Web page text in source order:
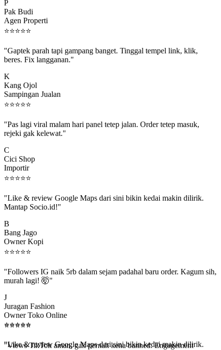
Pak Budi
Agen Properti
⭐⭐⭐⭐ ⭐
beres. Fix langganan."
Kang Ojol
Sampingan Jualan
⭐⭐⭐⭐⭐
rejeki gak kelewat."
Cici Shop
Importir
⭐⭐⭐⭐⭐
Mantap Socio.id!"
Bang Jago
Owner Kopi
⭐⭐⭐⭐ ⭐
murah lagi! 🤯"
Juragan Fashion
Owner Toko Online
⭐⭐⭐⭐ ⭐
beneran naik, algoritma suka."
⭐ ⭐ ⭐ ⭐ ⭐